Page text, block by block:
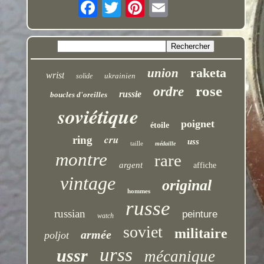
wrist solide ukrainien union raketa
boucles d'oreilles russie ordre rose
soviétique étoile poignet
ring cru taille médaille uss
montre argent rare affiche
vintage hommes original
russian watch russe peinture
poljot armée soviet militaire
ussr urss mécanique